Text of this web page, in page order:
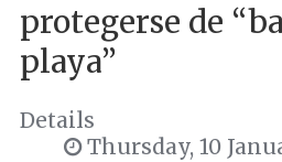
protegerse de
playa”
Details
Thursday, 10